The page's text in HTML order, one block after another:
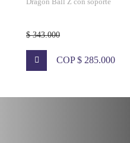
$ 343.000
COP $ 285.000